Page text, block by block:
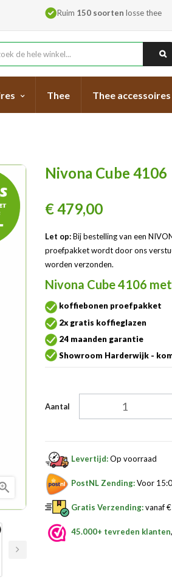
Ruim 150 soorten losse thee
Thee Thee accessoires
Nivona Cube 4106
€ 479,00
Let op:Bij bestelling van een
proefpakket wordt door ons
worden verzonden.
Nivona Cube 4106
koffiebonen proefpakket
2x gratis koffieglazen
24 maanden garantie
Showroom Harderwijk -
Aantal
Levertijd:Op voorraad
PostNL Zending:Voor
Gratis Verzending:vanaf
45.000+ tevreden klanten